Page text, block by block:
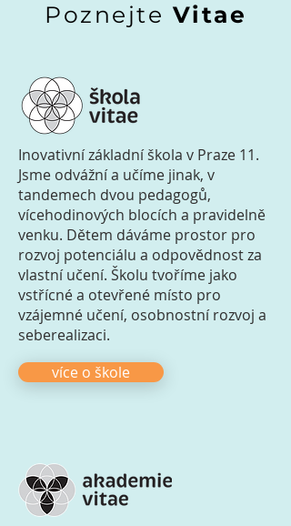
Poznejte Vitae
Inovativní základní škola v Praze 11.
Jsme odvážní a učíme jinak, v
tandemech dvou pedagogů,
vícehodinových blocích a pravidelně
venku. Dětem dáváme prostor pro
rozvoj potenciálu a odpovědnost za
vlastní učení. Školu tvoříme jako
vstřícné a otevřené místo pro
vzájemné učení, osobnostní rozvoj a
seberealizaci.
více o škole